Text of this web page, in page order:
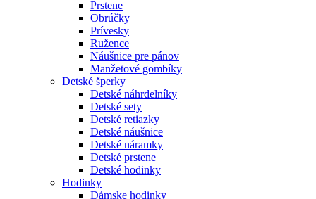
Prstene
Obrúčky
Prívesky
Ružence
Náušnice pre pánov
Manžetové gombíky
Detské šperky
Detské náhrdelníky
Detské sety
Detské retiazky
Detské náušnice
Detské náramky
Detské prstene
Detské hodinky
Hodinky
Dámske hodinky